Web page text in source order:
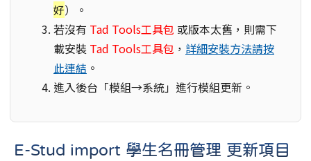
好）。
若沒有 Tad Tools工具包 或版本太舊，則需下
載安裝 Tad Tools工具包 ， 詳細安裝方法請按
此連結 。
進入後台「模組→系統」進行模組更新。
E-Stud import 學生名冊管理 更新項目